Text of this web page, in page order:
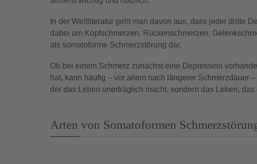
In der Weltliteratur geht man davon aus, dass jeder dritte
dabei um Kopfschmerzen, Rückenschmerzen,
als somatoforme Schmerzstörung dar.
Ob bei einem Schmerz zunächst eine Depression
hat, kann häufig – vor allem nach längerer Schmerzdauer
der das Leben unerträglich macht, sondern das Leben,
Arten von Somatoformen